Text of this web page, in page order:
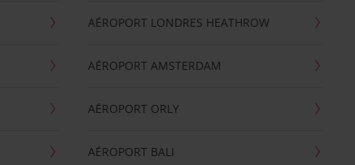
AÉROPORT LONDRES HEATHROW
AÉROPORT AMSTERDAM
AÉROPORT ORLY
AÉROPORT BALI